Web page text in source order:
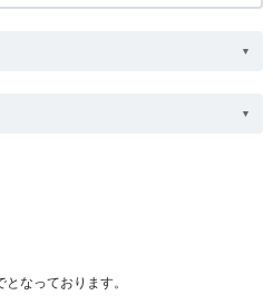
なっております。